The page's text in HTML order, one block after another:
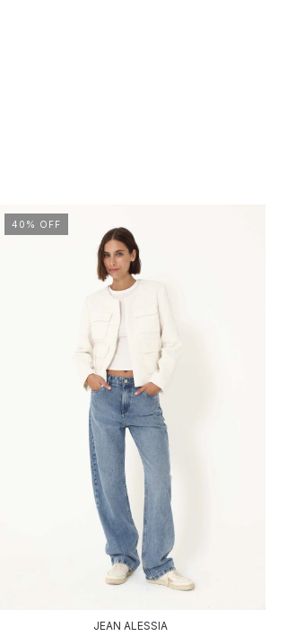
40 % OFF
JEAN ALESSIA